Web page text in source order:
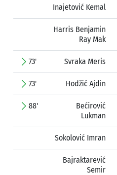
Inajetović Kemal
Harris Benjamin
Ray Mak
73' Svraka Meris
73' Hodžić Ajdin
88'
Bećirović
Lukman
Sokolović Imran
Bajraktarević
Semir